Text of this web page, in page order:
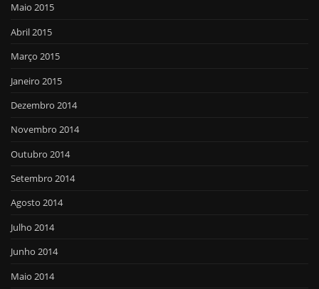
Maio 2015
Abril 2015
Março 2015
Janeiro 2015
Dezembro 2014
Novembro 2014
Outubro 2014
Setembro 2014
Agosto 2014
Julho 2014
Junho 2014
Maio 2014